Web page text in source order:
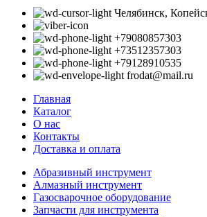
Челябинск,
+79080857303
+73512357303
+79128910535
frodat@mail.ru
Главная
Каталог
О нас
Контакты
Доставка и оплата
Абразивный инструмент
Алмазный инструмент
Газосварочное оборудование
Запчасти для инструмента